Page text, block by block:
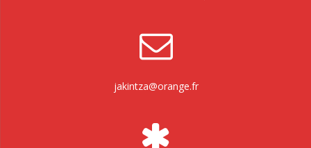
jakintza@orange.fr